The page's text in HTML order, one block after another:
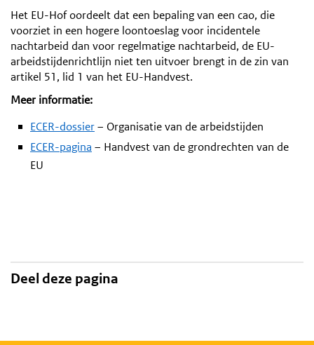
Het EU-Hof oordeelt dat een bepaling van een cao, die
voorziet in een hogere loontoeslag voor incidentele
nachtarbeid dan voor regelmatige nachtarbeid, de EU-
arbeidstijdenrichtlijn niet ten uitvoer brengt in de zin van
artikel 51, lid 1 van het EU-Handvest.
Meer informatie:
ECER-dossier– Organisatie van de arbeidstijden
ECER-pagina – Handvest van de grondrechten van de
EU
Deel deze pagina